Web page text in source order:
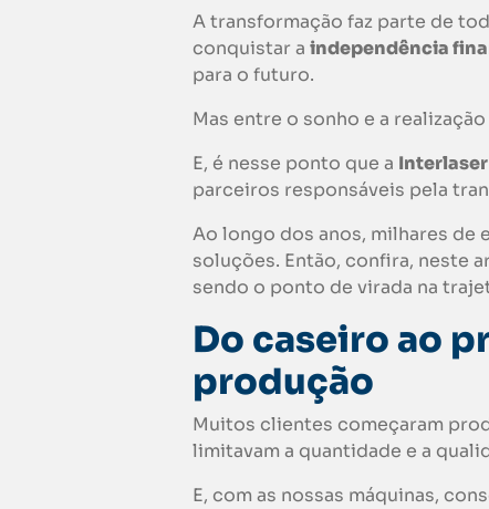
A transformação faz parte de
conquistar a independência
para o futuro.
Mas entre o sonho e a
E, é nesse ponto que a Interlaser
parceiros responsáveis pela
Ao longo dos anos, milhares de
soluções. Então, confira, neste
sendo o ponto de virada na
Do caseiro ao
produção
Muitos clientes começaram
limitavam a quantidade e a
E, com as nossas máquinas,